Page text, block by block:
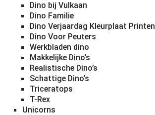
Dino bij Vulkaan
Dino Familie
Dino Verjaardag Kleurplaat Printen
Dino Voor Peuters
Werkbladen dino
Makkelijke Dino’s
Realistische Dino’s
Schattige Dino’s
Triceratops
T-Rex
Unicorns